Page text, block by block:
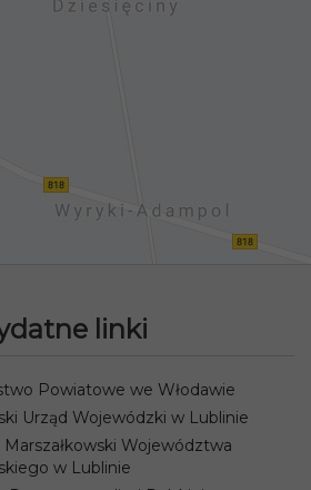
linki
Powiatowe we Włodawie
Urząd Wojewódzki w Lublinie
Marszałkowski Województwa
w Lublinie